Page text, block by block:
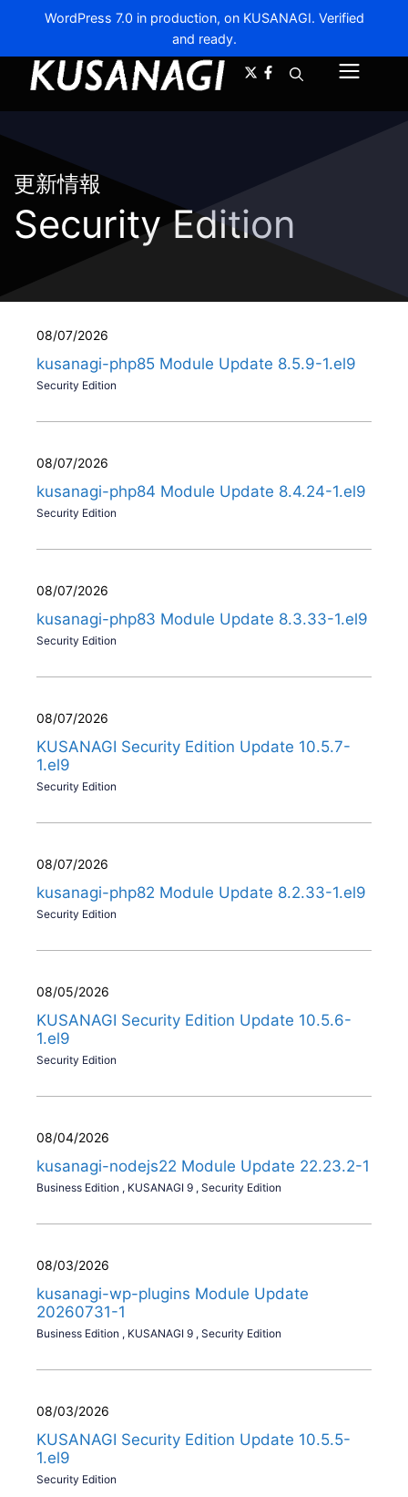
WordPress 7.0 in production, on KUSANAGI. Verified
and ready.
更新情報
Security Edition
08/07/2026
kusanagi-php85 Module Update 8.5.9-1.el9
Security Edition
08/07/2026
kusanagi-php84 Module Update 8.4.24-1.el9
Security Edition
08/07/2026
kusanagi-php83 Module Update 8.3.33-1.el9
Security Edition
08/07/2026
KUSANAGI Security Edition Update 10.5.7-
1.el9
Security Edition
08/07/2026
kusanagi-php82 Module Update 8.2.33-1.el9
Security Edition
08/05/2026
KUSANAGI Security Edition Update 10.5.6-
1.el9
Security Edition
08/04/2026
kusanagi-nodejs22 Module Update 22.23.2-1
Business Edition , KUSANAGI 9 , Security Edition
08/03/2026
kusanagi-wp-plugins Module Update
20260731-1
Business Edition , KUSANAGI 9 , Security Edition
08/03/2026
KUSANAGI Security Edition Update 10.5.5-
1.el9
Security Edition
A- A+